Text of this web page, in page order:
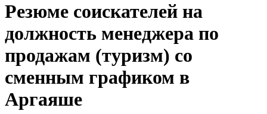
Резюме соискателей на
должность менеджера по
продажам (туризм) со
сменным графиком в
Аргаяше